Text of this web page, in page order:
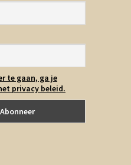
te gaan, ga je
privacy beleid.